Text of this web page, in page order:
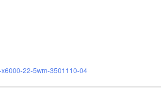
22-5wm-3501110-04